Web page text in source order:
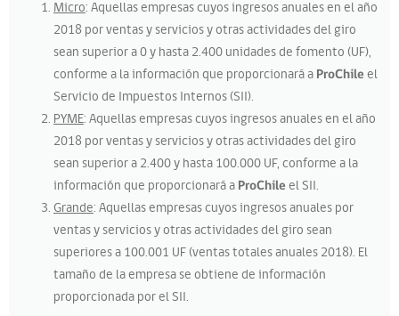
Micro: Aquellas empresas cuyos ingresos anuales en el año
2018 por ventas y servicios y otras actividades del giro
sean superior a 0 y hasta 2.400 unidades de fomento (UF),
conforme a la información que proporcionará a ProChile el
Servicio de Impuestos Internos (SII).
PYME: Aquellas empresas cuyos ingresos anuales en el año
2018 por ventas y servicios y otras actividades del giro
sean superior a 2.400 y hasta 100.000 UF, conforme a la
información que proporcionará a ProChile el SII.
Grande: Aquellas empresas cuyos ingresos anuales por
ventas y servicios y otras actividades del giro sean
superiores a 100.001 UF (ventas totales anuales 2018). El
tamaño de la empresa se obtiene de información
proporcionada por el SII.